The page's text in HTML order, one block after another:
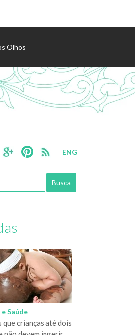
Olhos
ENG
Saúde
que crianças até dois